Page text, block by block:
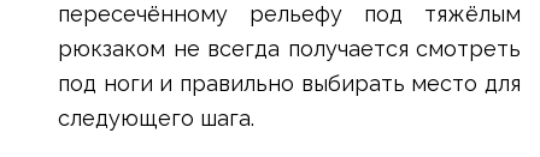
пересечённому рельефу под тяжёлым
рюкзаком не всегда получается смотреть
под ноги и правильно выбирать место для
следующего шага.